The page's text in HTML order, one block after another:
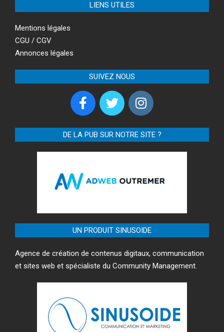
LIENS UTILES
Mentions légales
CGU / CGV
Annonces légales
SUIVEZ NOUS
DE LA PUB SUR NOTRE SITE ?
UN PRODUIT SINUSOIDE
Agence de création de contenus digitaux, communication
et sites web et spécialiste du Community Management.